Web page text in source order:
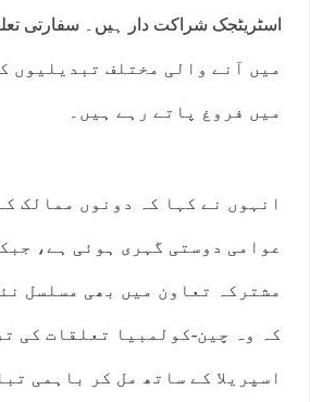
میں آنے والی مختلف تبدیلیوں
میں فروغ پاتے رہے ہیں۔
انہوں نے کہا کہ دونوں ممالک
عوامی دوستی گہری ہوئی ہے،
مشترکہ تعاون میں بھی مسلسل
کہ وہ چین-کولمبیا تعلقات کی
اسپریلا کے ساتھ مل کر باہمی